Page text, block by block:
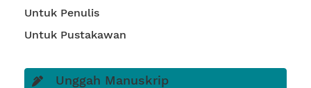
Untuk Penulis
Untuk Pustakawan
Unggah Manuskrip